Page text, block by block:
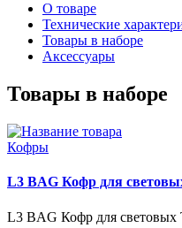
О товаре
Технические
Товары в наборе
Аксессуары
Товары в наборе
Кофры
L3 BAG Кофр для
L3 BAG Кофр для